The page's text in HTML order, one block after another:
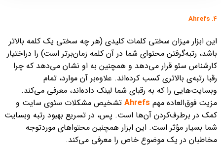
۴. Ahrefs
این ابزار میزان سختی کلمات کلیدی (هر چه سختی یک کلمه بالاتر
باشد، رتبه‌گرفتن محتوای شما در آن کلمه زمان‌برتر است) را دراختیار
کارشناس سئو قرار می‌دهد و همچنین به او نشان می‌دهد که چرا
رقبا رتبه‌ی بالاتری کسب کرده‌اند. علاوه‌بر آن موارد، تمام
وبسایت‌هایی را که به رقبای شما لینک داده‌اند، معرفی می‌کند.
مزیت فوق‌العاده‌ مهم Ahrefs تشخیص مشکلات سئوی سایت و
کمک در برطرف‌کردن آن‌ها است. پس، در تسریع بهبود رتبه وبسایت
شما بسیار مؤثر است. این ابزار همچنین محتواهای موردتوجه
مخاطبان در یک موضوع خاص را معرفی می‌کند.